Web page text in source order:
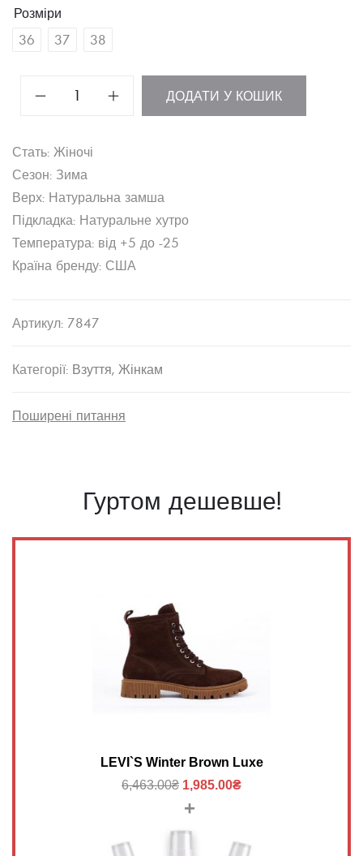
Розміри
36
37 38
Luxe
кількість
ДОДАТИ У КОШИК
Стать: Жіночі
Сезон: Зима
Верх: Натуральна замша
Підкладка: Натуральне хутро
Температура: від +5 до -25
Країна бренду: США
Артикул: 7847
Категорії: Взуття, Жінкам
Поширені питання
Гуртом дешевше!
LEVI`S Winter Brown Luxe
6,463.00₴ 1,985.00₴
+